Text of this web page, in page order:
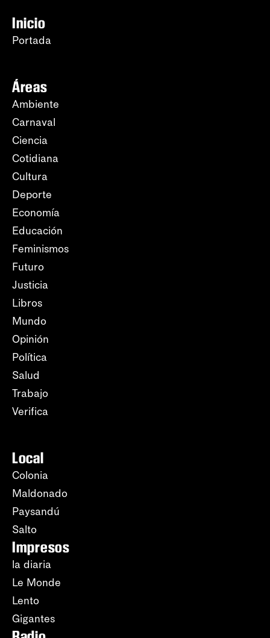
Inicio
Portada
Áreas
Ambiente
Carnaval
Ciencia
Cotidiana
Cultura
Deporte
Economía
Educación
Feminismos
Futuro
Justicia
Libros
Mundo
Opinión
Política
Salud
Trabajo
Verifica
Local
Colonia
Maldonado
Paysandú
Salto
Impresos
la diaria
Le Monde
Lento
Gigantes